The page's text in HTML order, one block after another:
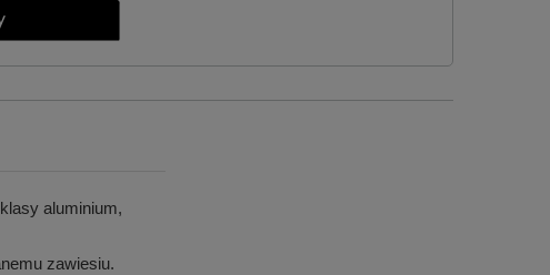
aluminium,
zawiesiu.